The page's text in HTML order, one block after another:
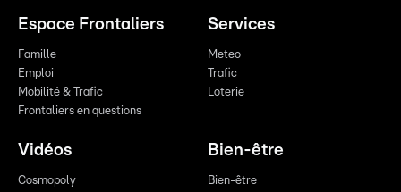
Espace Frontaliers
Famille
Emploi
Mobilité & Trafic
Frontaliers en questions
Services
Meteo
Trafic
Loterie
Vidéos
Cosmopoly
Bien-être
Bien-être